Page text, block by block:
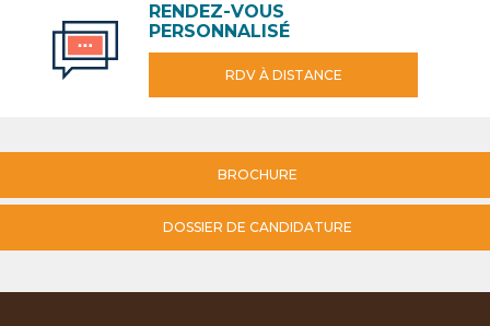
RENDEZ-VOUS
PERSONNALISÉ
RDV À DISTANCE
BROCHURE
DOSSIER DE CANDIDATURE